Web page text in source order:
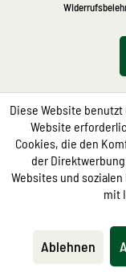
Diese Website
Website
Cookies, die den
der
Websites und
mit
Ablehnen